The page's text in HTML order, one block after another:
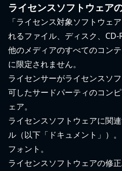
ライセンスソフトウェア
「ライセンス対象ソフトウェ
れるファイル、ディスク、
他のメディアのすべてのコン
に限定されません。
ライセンサーがライセンスソ
可したサードパーティのコン
ェア。
ライセンスソフトウェアに関
ル（以下「ドキュメント」）。
フォント。
ライセンスソフトウェアの修